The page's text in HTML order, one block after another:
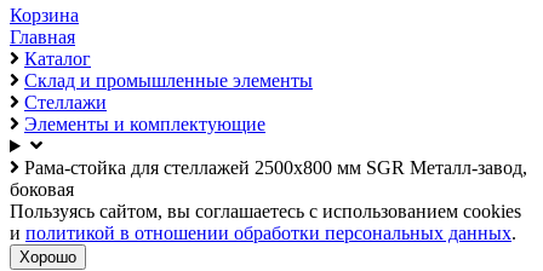
Корзина
Главная
Каталог
Склад и промышленные элементы
Стеллажи
Элементы и комплектующие
Рама-стойка для стеллажей 2500х800 мм SGR Металл-завод,
боковая
Пользуясь сайтом, вы соглашаетесь с использованием cookies
и политикой в отношении обработки персональных данных.
Хорошо